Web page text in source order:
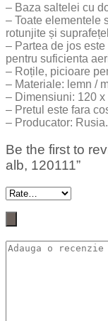
– Baza saltelei cu
– Toate elementele
rotunjite și
– Partea de jos
pentru suficienta
– Roțile, picioare
– Materiale: lemn /
– Dimensiuni: 120 x
– Pretul este fara
– Producator: Rusia.
Be the first to
alb, 120111”